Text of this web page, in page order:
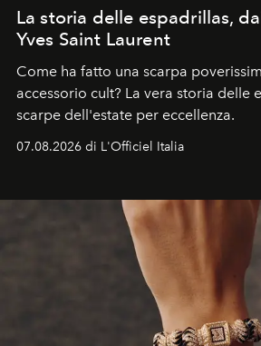
La storia delle espadrillas,
Yves Saint Laurent
Come ha fatto una scarpa
accessorio cult? La vera storia delle
scarpe dell'estate per eccellenza.
07.08.2026 di L'Officiel Italia